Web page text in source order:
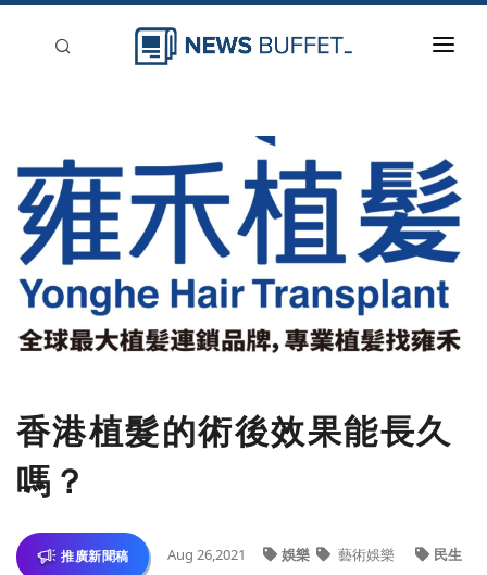
登入
刊登
香港植髮的術後效果能長久
嗎？
推廣新聞稿 Aug 26,2021 娛樂 藝術娛樂 民生